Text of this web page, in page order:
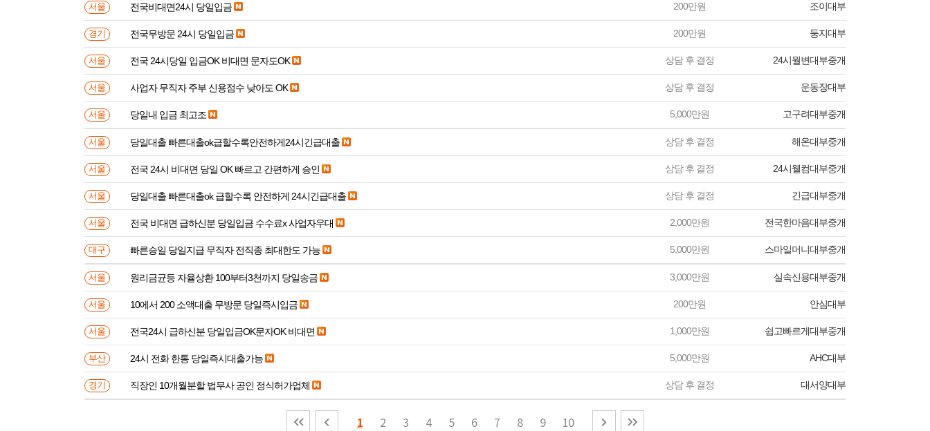
서울 전국비대면24시 당일입금 200만원 조이대부
경기 전국무방문 24시 당일입금 200만원 둥지대부
서울 전국 24시당일 입금OK 비대면 문자도OK 상담 후 결정 24시월변대부중개
서울 사업자 무직자 주부 신용점수 낮아도 OK 상담 후 결정 운동장대부
서울 당일내 입금 최고조 5,000만원 고구려대부중개
서울 당일대출 빠른대출ok급할수록안전하게24시긴급대출 상담 후 결정 해온대부중개
서울 전국 24시 비대면 당일 OK 빠르고 간편하게 승인 상담 후 결정 24시웰컴대부중개
서울 당일대출 빠른대출ok 급할수록 안전하게 24시긴급대출 상담 후 결정 긴급대부중개
서울 전국 비대면 급하신분 당일입금 수수료x 사업자우대 2,000만원 전국한마음대부중개
대구 빠른승일 당일지급 무직자 전직종 최대한도 가능 5,000만원 스마일머니대부중개
서울 원리금균등 자율상환 100부터3천까지 당일송금 3,000만원 실속신용대부중개
서울 10에서 200 소액대출 무방문 당일즉시입금 200만원 안심대부
서울 전국24시 급하신분 당일입금OK문자OK 비대면 1,000만원 쉽고빠르게대부중개
부산 24시 전화 한통 당일즉시대출가능 5,000만원 AHC대부
경기 직장인 10개월분할 법무사 공인 정식허가업체 상담 후 결정 대서양대부
1 2 3 4 5 6 7 8 9 10